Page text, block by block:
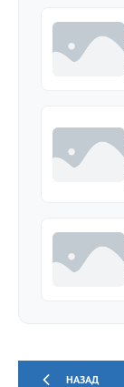
НАЗАД